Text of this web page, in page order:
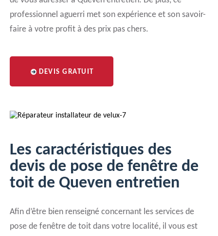
professionnel aguerri met son expérience et son savoir-
faire à votre profit à des prix pas chers.
DEVIS GRATUIT
Les caractéristiques des
devis de pose de fenêtre de
toit de Queven entretien
Afin d’être bien renseigné concernant les services de
pose de fenêtre de toit dans votre localité, il vous est